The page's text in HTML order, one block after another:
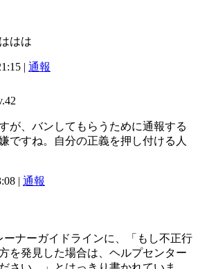
はは
| 通報
が、バンしてもらうために通報する
ですね。自分の正義を押し付ける人
| 通報
ーナーガイドラインに、「もし不正行
を発見した場合は、ヘルプセンター